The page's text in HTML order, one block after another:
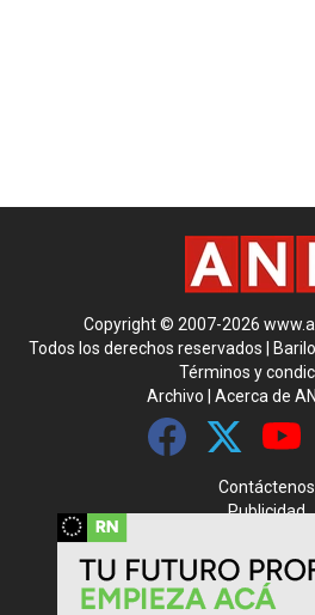
Copyright © 2007-2026
Todos los derechos reservados |
Términos y
Archivo
Acerca de
Contáctenos
Publicidad
Media Kit|
CMS para medios